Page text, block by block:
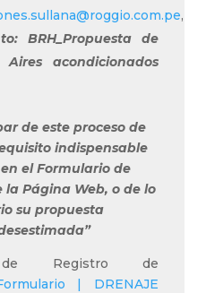
,
BRH_Propuesta de
acondicionados
de este proceso de
indispensable
el Formulario de
la Página Web, o de lo
su propuesta
a”
de Registro de
| DRENAJE